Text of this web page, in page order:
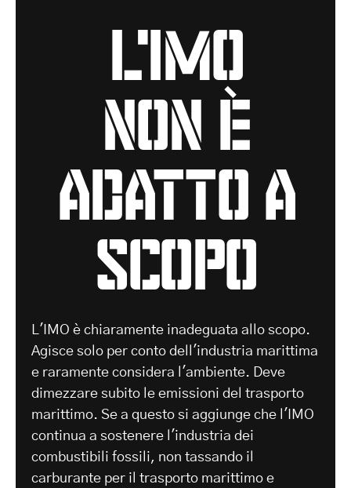
L'IMO
non è
adatto a
scopo
L'IMO è chiaramente inadeguata allo scopo.
Agisce solo per conto dell'industria marittima
e raramente considera l'ambiente. Deve
dimezzare subito le emissioni del trasporto
marittimo. Se a questo si aggiunge che l'IMO
continua a sostenere l'industria dei
combustibili fossili, non tassando il
carburante per il trasporto marittimo e